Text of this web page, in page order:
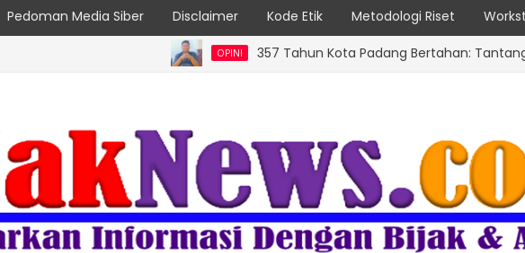
Pedoman Media Siber Disclaimer Kode Etik Metodologi Riset
OPINI 357 Tahun Kota Padang Bertahan: Tantangan Kota